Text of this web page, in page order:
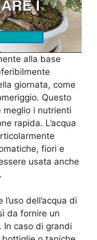
alla base
giornata, come
Questo
meglio i nutrienti
rapida. L’acqua
fiori e
usata anche
dell’acqua di
da fornire un
In caso di grandi